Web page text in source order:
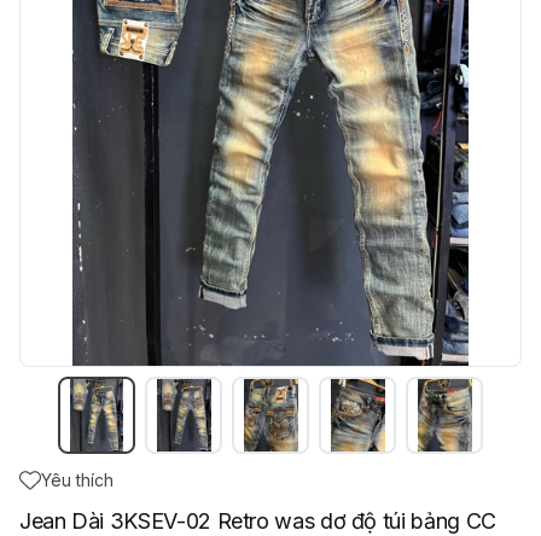
Yêu thích
Jean Dài 3KSEV-02 Retro was dơ độ túi bảng CC